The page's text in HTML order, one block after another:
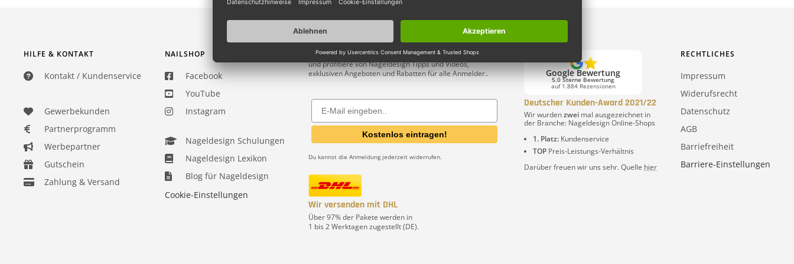
HILFE & KONTAKT
Kontakt / Kundenservice
Gewerbekunden
Partnerprogramm
Werbepartner
Gutschein
Zahlung & Versand
NAILSHOP
Facebook
YouTube
Instagram
Nageldesign Schulungen
Nageldesign Lexikon
Blog für Nageldesign
Cookie-Einstellungen
Melde dich zu meinen kostenlosen E-Mail Programm an
und profitiere von Nageldesign Tipps und Videos,
exklusiven Angeboten und Rabatten für alle Anmelder..
Email
Kostenlos eintragen!
Du kannst die Anmeldung jederzeit widerrufen.
Wir versenden mit DHL
Über 97% der Pakete werden in
1 bis 2 Werktagen zugestellt (DE).
Google Bewertung
5,0 Sterne Bewertung
auf 1.884 Rezensionen
Deutscher Kunden-Award 2021/22
Wir wurdenzwei mal ausgezeichnet in
der Branche: Nageldesign Online-Shops
1. Platz: Kundenservice
TOP Preis-Leistungs-Verhältnis
Darüber freuen wir uns sehr. Quelle hier
RECHTLICHES
Impressum
Widerufsrecht
Datenschutz
AGB
Barriefreiheit
Barriere-Einstellungen